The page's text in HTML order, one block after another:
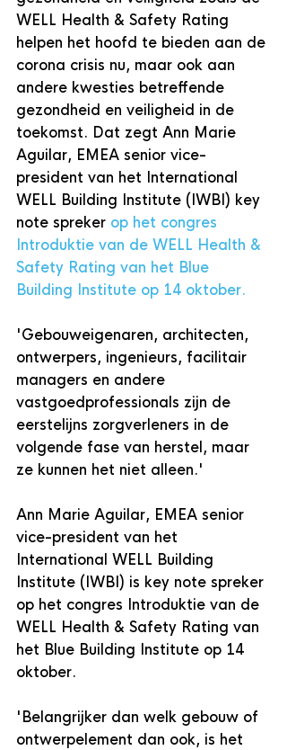
WELL Health & Safety Rating
helpen het hoofd te bieden aan de
corona crisis nu, maar ook aan
andere kwesties betreffende
gezondheid en veiligheid in de
toekomst. Dat zegt Ann Marie
Aguilar, EMEA senior vice-
president van het International
WELL Building Institute (IWBI) key
note spreker op het congres
Introduktie van de WELL Health &
Safety Rating van het Blue
Building Institute op 14 oktober.
'Gebouweigenaren, architecten,
ontwerpers, ingenieurs, facilitair
managers en andere
vastgoedprofessionals zijn de
eerstelijns zorgverleners in de
volgende fase van herstel, maar
ze kunnen het niet alleen.'
Ann Marie Aguilar, EMEA senior
vice-president van het
International WELL Building
Institute (IWBI) is key note spreker
op het congres Introduktie van de
WELL Health & Safety Rating van
het Blue Building Institute op 14
oktober.
'Belangrijker dan welk gebouw of
ontwerpelement dan ook, is het